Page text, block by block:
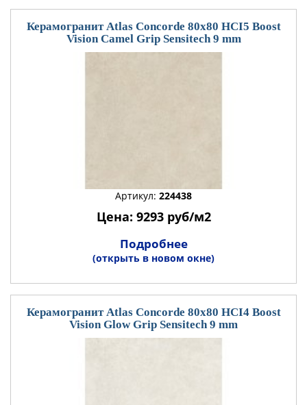
Керамогранит Atlas Concorde 80x80 HCI5 Boost
Vision Camel Grip Sensitech 9 mm
Артикул: 224438
Цена: 9293 руб/м2
Подробнее
(открыть в новом окне)
Керамогранит Atlas Concorde 80x80 HCI4 Boost
Vision Glow Grip Sensitech 9 mm